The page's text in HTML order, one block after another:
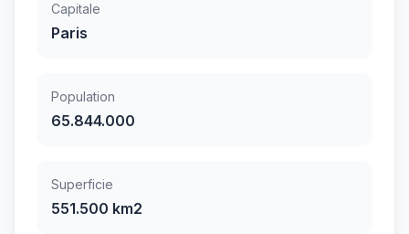
Capitale
Paris
Population
65.844.000
Superficie
551.500 km2